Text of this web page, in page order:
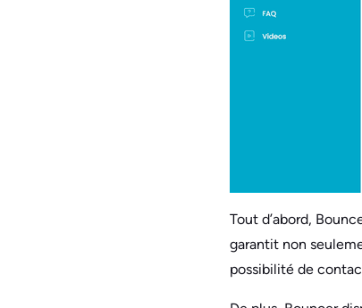
Tout d’abord,
garantit non
possibilité de